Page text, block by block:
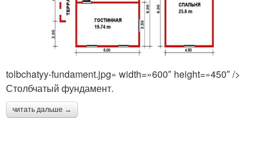
tolbchatyy-fundament.jpg» width=»600″ height=»450″ />
Столбчатый фундамент.
читать дальше →